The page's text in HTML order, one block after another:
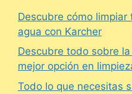
Descubre cómo
agua con Karcher
Descubre todo sobre
mejor opción en
Todo lo que necesitas